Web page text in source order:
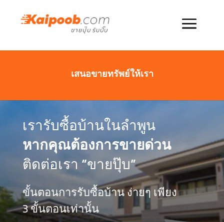
เสนอขายทรัพย์ให้เรา
เรารับซื้อบ้านในลำพูน
หากคุณต้องการขายด่วน
ติดต่อเรา “ขายปุ๊บ”
ขั้นตอนการรับซื้อบ้าน ง่ายๆ เพียง
3 ขั้นตอนเท่านั้น